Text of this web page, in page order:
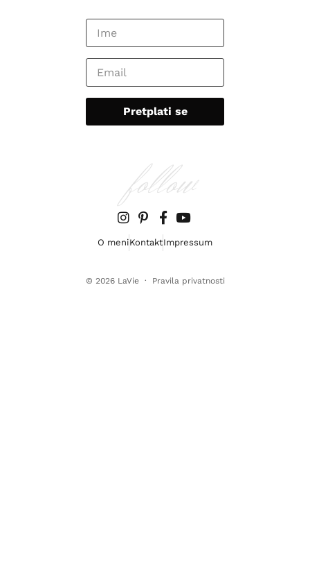
follow
O meniKontaktImpressum
© 2026 LaVie· Pravila privatnosti